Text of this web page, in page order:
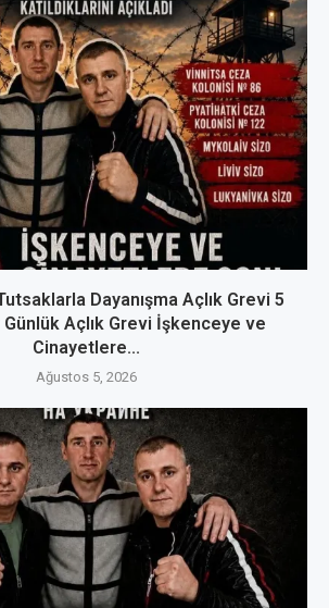
Dayanışma Açlık Grevi 5
Açlık Grevi İşkenceye ve
Cinayetlere...
Ağustos 5, 2026